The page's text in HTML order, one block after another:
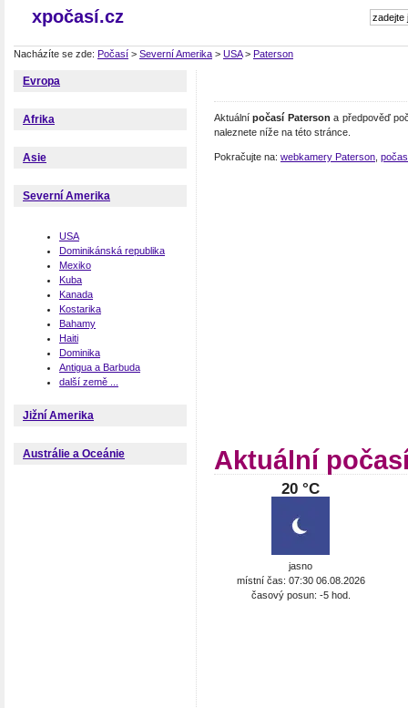
xpočasí.cz
Nacházíte se zde: Počasí > Severní Amerika > USA> Paterson
Evropa
Afrika
Asie
Severní Amerika
USA
Dominikánská republika
Mexiko
Kuba
Kanada
Kostarika
Bahamy
Haiti
Dominika
Antigua a Barbuda
další země ...
Jižní Amerika
Austrálie a Oceánie
Aktuálnípočasí Paterson a předpověď
naleznete níže na této stránce.
Pokračujte na: webkamery Paterson
Aktuální
20 °C
jasno
místní čas: 07:30 06.08.2026
časový posun: -5 hod.